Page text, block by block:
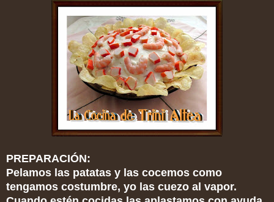
PREPARACIÓN:
Pelamos las patatas y las cocemos como
tengamos costumbre, yo las cuezo al vapor.